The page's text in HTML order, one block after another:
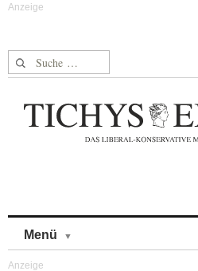
Suche nach:
Menü